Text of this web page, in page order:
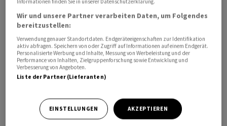
Freitag mitteilte.
Die neuen Züge ergänzen die Flotte von derzeit 275
Fahrzeugen, die von 432 Mitarbeitenden im Vereinigten
Königreich betreut werden.
Die Investition beträgt 548 Millionen
EU-Fördermittel unterstützt.
Informationen finden Sie in unserer Datenschutzerklärung.
Wir und unsere Partner verarbeiten Daten, um Folgendes
bereitzustellen:
Verwendung genauer Standortdaten. Endgeräteeigenschaften zur Identifikation
aktiv abfragen. Speichern von oder Zugriff auf Informationen auf einem Endgerät.
Personalisierte Werbung und Inhalte, Messung von Werbeleistung und der
Performance von Inhalten, Zielgruppenforschung sowie Entwicklung und
Verbesserung von Angeboten.
Liste der Partner (Lieferanten)
EINSTELLUNGEN AKZEPTIEREN